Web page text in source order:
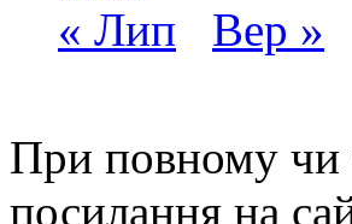
« Лип Вер »
При повному чи
посилання на